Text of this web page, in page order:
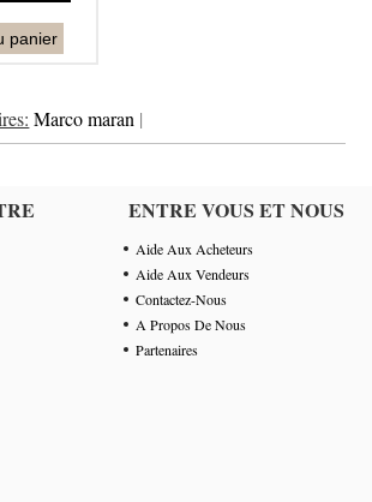
panier
Marco maran |
ENTRE VOUS ET NOUS
Aide Aux Acheteurs
Aide Aux Vendeurs
Contactez-Nous
A Propos De Nous
Partenaires